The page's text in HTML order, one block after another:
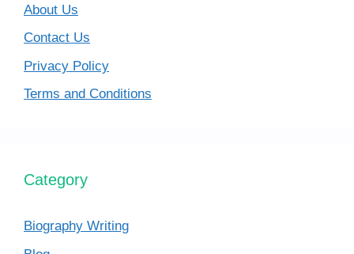
About Us
Contact Us
Privacy Policy
Terms and Conditions
Category
Biography Writing